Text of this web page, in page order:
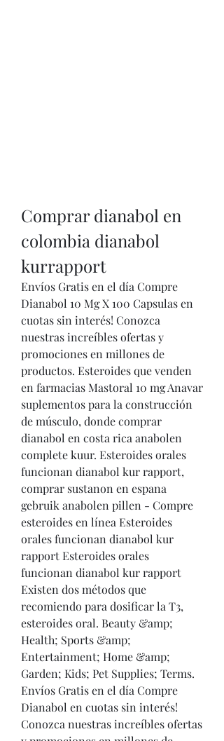
Comprar dianabol en
colombia dianabol
kurrapport
Envíos Gratis en el día Compre
Dianabol 10 Mg X 100 Capsulas en
cuotas sin interés! Conozca
nuestras increíbles ofertas y
promociones en millones de
productos. Esteroides que venden
en farmacias Mastoral 10 mg Anavar
suplementos para la construcción
de músculo, donde comprar
dianabol en costa rica anabolen
complete kuur. Esteroides orales
funcionan dianabol kur rapport,
comprar sustanon en espana
gebruik anabolen pillen - Compre
esteroides en línea Esteroides
orales funcionan dianabol kur
rapport Esteroides orales
funcionan dianabol kur rapport
Existen dos métodos que
recomiendo para dosificar la T3,
esteroides oral. Beauty &amp;
Health; Sports &amp;
Entertainment; Home &amp;
Garden; Kids; Pet Supplies; Terms.
Envíos Gratis en el día Compre
Dianabol en cuotas sin interés!
Conozca nuestras increíbles ofertas